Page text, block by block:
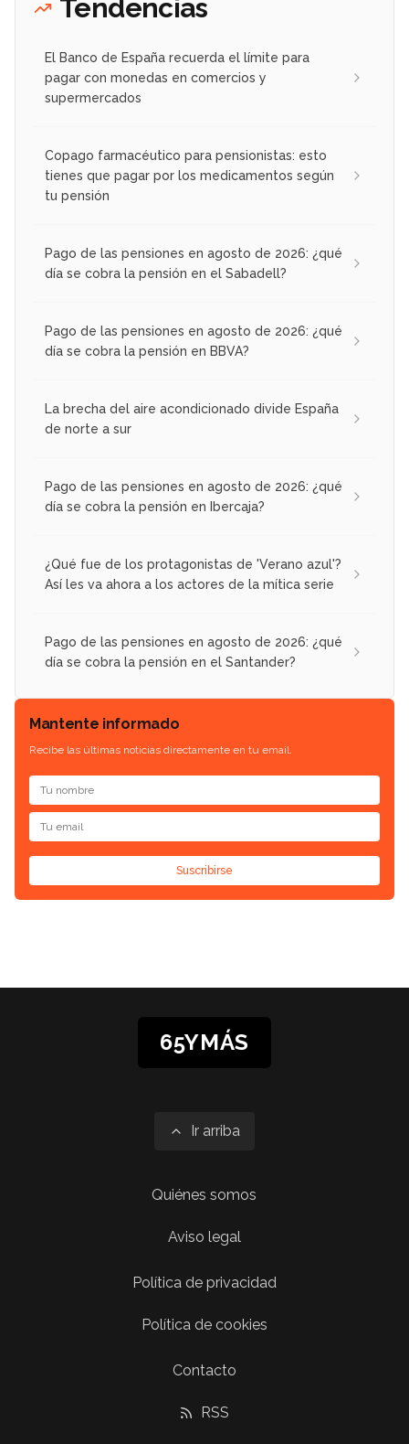
Tendencias
El Banco de España recuerda el límite para
pagar con monedas en comercios y
supermercados
Copago farmacéutico para pensionistas: esto
tienes que pagar por los medicamentos según
tu pensión
Pago de las pensiones en agosto de 2026: ¿qué
día se cobra la pensión en el Sabadell?
Pago de las pensiones en agosto de 2026: ¿qué
día se cobra la pensión en BBVA?
La brecha del aire acondicionado divide España
de norte a sur
Pago de las pensiones en agosto de 2026: ¿qué
día se cobra la pensión en Ibercaja?
¿Qué fue de los protagonistas de 'Verano azul'?
Así les va ahora a los actores de la mítica serie
Pago de las pensiones en agosto de 2026: ¿qué
día se cobra la pensión en el Santander?
Mantente informado
Recibe las últimas noticias directamente en tu email.
Suscribirse
65YMÁS
Ir arriba
Quiénes somos
Aviso legal
Política de privacidad
Política de cookies
Contacto
RSS